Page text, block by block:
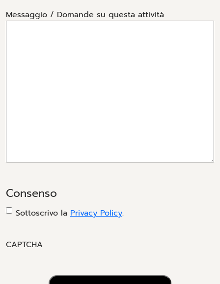
Messaggio / Domande su questa attività
Consenso
Sottoscrivo la Privacy Policy.
CAPTCHA